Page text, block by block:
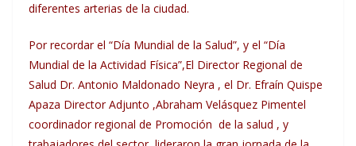
diferentes arterias de la ciudad.
Por recordar el “Día Mundial de la Salud”, y el “Día
Mundial de la Actividad Física”,El Director Regional de
Salud Dr. Antonio Maldonado Neyra , el Dr. Efraín Quispe
Apaza Director Adjunto ,Abraham Velásquez Pimentel
coordinador regional de Promoción de la salud , y